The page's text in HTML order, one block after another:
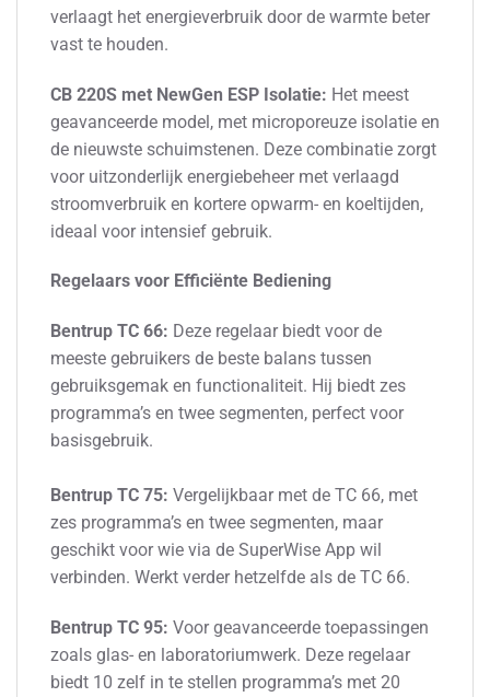
verlaagt het energieverbruik door de warmte beter
vast te houden.
CB 220S met NewGen ESP Isolatie: Het meest
geavanceerde model, met microporeuze isolatie en
de nieuwste schuimstenen. Deze combinatie zorgt
voor uitzonderlijk energiebeheer met verlaagd
stroomverbruik en kortere opwarm- en koeltijden,
ideaal voor intensief gebruik.
Regelaars voor Efficiënte Bediening
Bentrup TC 66: Deze regelaar biedt voor de
meeste gebruikers de beste balans tussen
gebruiksgemak en functionaliteit. Hij biedt zes
programma’s en twee segmenten, perfect voor
basisgebruik.
Bentrup TC 75: Vergelijkbaar met de TC 66, met
zes programma’s en twee segmenten, maar
geschikt voor wie via de SuperWise App wil
verbinden. Werkt verder hetzelfde als de TC 66.
Bentrup TC 95: Voor geavanceerde toepassingen
zoals glas- en laboratoriumwerk. Deze regelaar
biedt 10 zelf in te stellen programma’s met 20